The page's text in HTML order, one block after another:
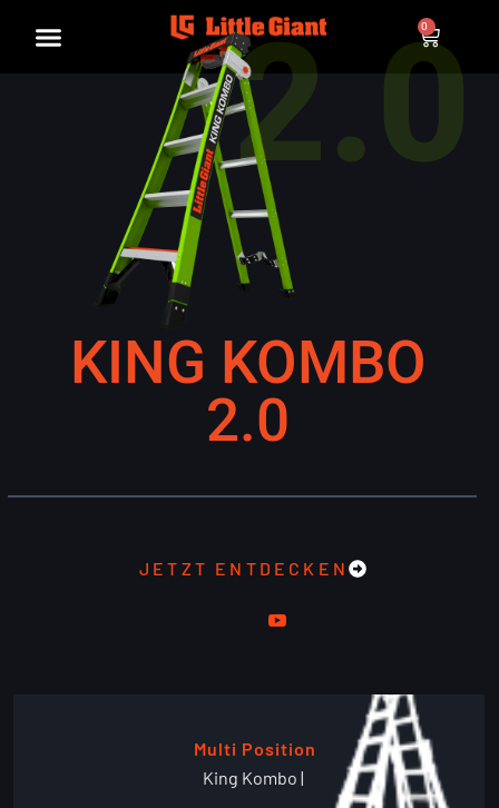
0
2.0
KING KOMBO
2.0
JETZT ENTDECKEN
Multi Position
King Kombo |